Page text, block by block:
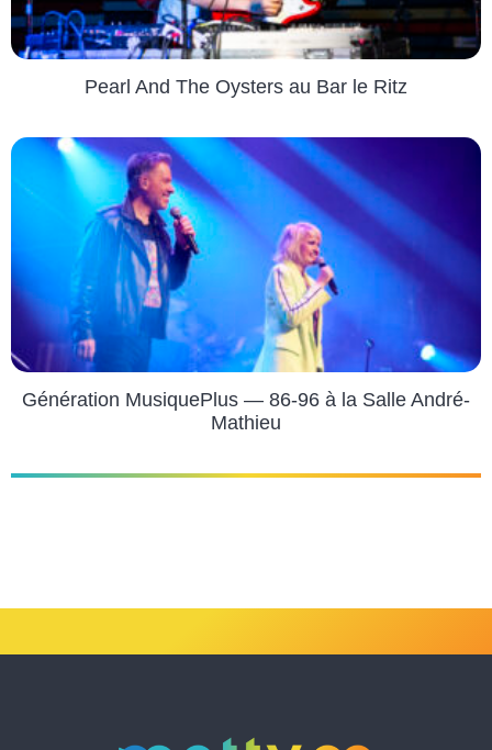
Pearl And The Oysters au Bar le Ritz
Génération MusiquePlus — 86-96 à la Salle André-
Mathieu